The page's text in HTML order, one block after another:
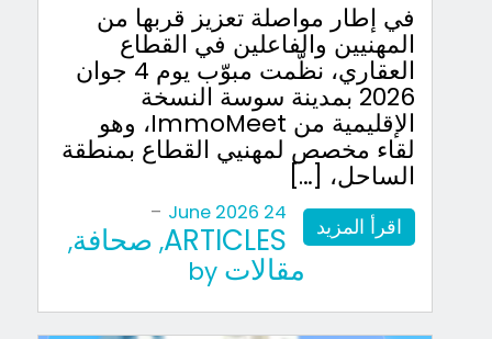
في إطار مواصلة تعزيز قربها من
المهنيين والفاعلين في القطاع
العقاري، نظّمت مبوّب يوم 4 جوان
2026 بمدينة سوسة النسخة
الإقليمية من ImmoMeet، وهو
لقاء مخصص لمهنيي القطاع بمنطقة
الساحل، […]
اقرأ المزيد
24 June 2026
-
ARTICLES
, صحافة,
مقالات by